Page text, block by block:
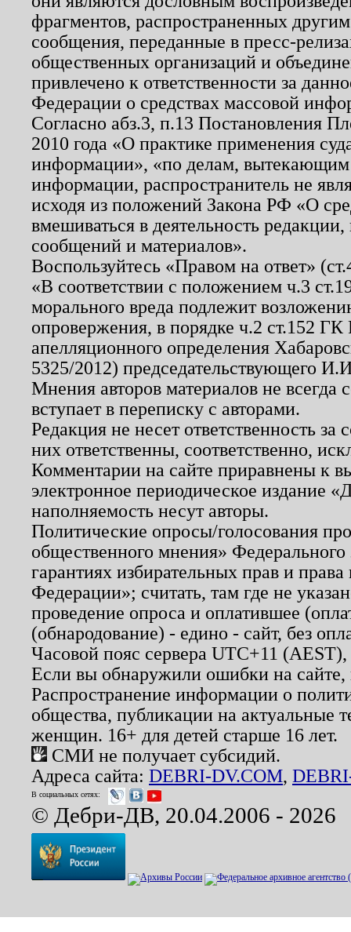
фрагментов, распространенных
сообщения, переданные в пресс-
общественных организаций и
привлечено к ответственности за
Федерации о средствах массовой
Согласно абз.3, п.13 Постановления
2010 года «О практике применения
информации», «по делам, вытекающим
информации, распространитель не
исходя из положений Закона РФ «О
вмешиваться в деятельность
сообщений и материалов».
Воспользуйтесь «Правом на ответ»
«В соответствии с положением ч.3
морального вреда подлежит
опровержения, в порядке ч.2 ст.152
апелляционного определения
5325/2012) председательствующего
Мнения авторов материалов не
вступает в переписку с авторами.
Редакция не несет ответственность
них ответственны, соответственно,
Комментарии на сайте приравнены к
электронное периодическое издание
наполняемость несут авторы.
Политические опросы/голосования
общественного мнения»
гарантиях избирательных прав и
Федерации»; считать, там где не
проведение опроса и оплатившее
(обнародование) - едино - сайт, без
Часовой пояс сервера UTC+11
Если вы обнаружили ошибки на
Распространение информации о
общества, публикации на актуальные
женщин. 16+ для детей старше 16 лет.
СМИ не получает субсидий.
Адреса сайта: DEBRI-DV.COM,
В социальных сетях:
© Дебри-ДВ, 20.04.2006 - 2026